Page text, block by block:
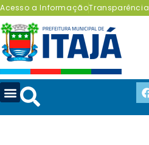
Acesso a InformaçãoTransparência